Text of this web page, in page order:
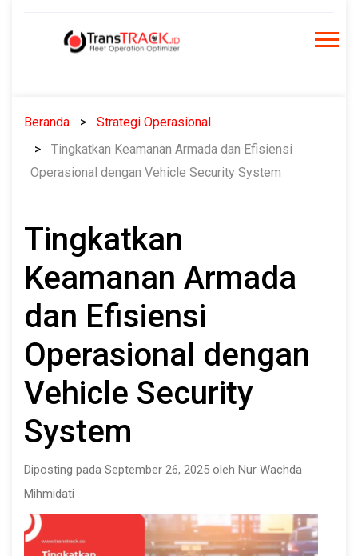
Beranda
Strategi Operasional
Tingkatkan Keamanan Armada dan Efisiensi
Operasional dengan Vehicle Security System
Tingkatkan
Keamanan Armada
dan Efisiensi
Operasional dengan
Vehicle Security
System
Diposting pada September 26, 2025 oleh Nur Wachda
Mihmidati